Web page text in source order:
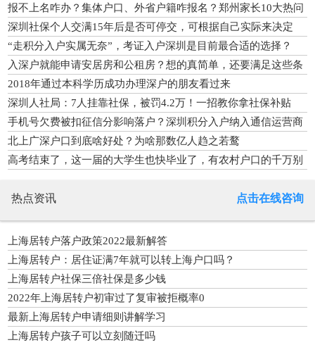
功？
报不上名咋办？集体户口、外省户籍咋报名？郑州家长10大热问
有答案了
深圳社保个人交满15年后是否可停交，可根据自己实际来决定
“走积分入户实属无奈”，考证入户深圳是目前最合适的选择？
入深户就能申请安居房和公租房？想的真简单，还要满足这些条
件呢
2018年通过本科学历成功办理深户的朋友看过来
深圳人社局：7人挂靠社保，被罚4.2万！一招教你拿社保补贴
手机号欠费被扣征信分影响落户？深圳积分入户纳入通信运营商
信息
北上广深户口到底啥好处？为啥那数亿人趋之若鹜
高考结束了，这一届的大学生也快毕业了，有农村户口的千万别
热点资讯 点击在线咨询
上海居转户落户政策2022最新解答
上海居转户：居住证满7年就可以转上海户口吗？
上海居转户社保三倍社保是多少钱
2022年上海居转户初审过了复审被拒概率0
最新上海居转户申请细则讲解学习
上海居转户孩子可以立刻随迁吗